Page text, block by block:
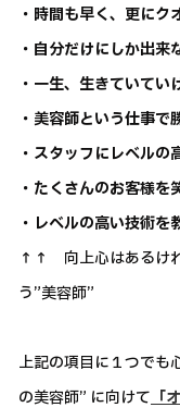
・時間も早く、更にク
・自分だけにしか出来
・一生、生きていてい
・美容師という仕事で
・スタッフにレベルの
・たくさんのお客様を
・レベルの高い技術を
↑↑ 向上心はあるけれ
う”美容師”
上記の項目に１つでも
の美容師” に向けて 「